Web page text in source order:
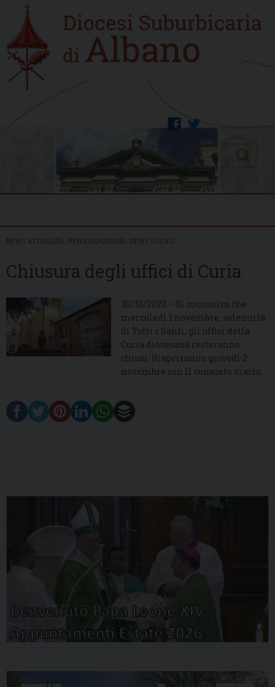
content
Home
new
twitter
facebook
Search
NEWS ATTUALITÀ NEWS DIOCESANE NEWS LOCALI
Chiusura degli uffici di Curia
30/10/2023 – Si comunica che
mercoledì 1 novembre, solennità
di Tutti i Santi, gli uffici della
Curia diocesana resteranno
chiusi. Riapriranno giovedì 2
novembre con il consueto orario.